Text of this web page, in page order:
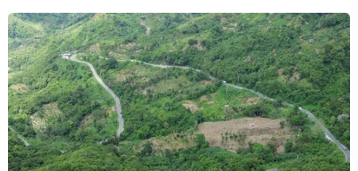
Tổng thống Mỹ: Các bên đạt bước
tiến hướng tới chấm dứt xung đột với
Iran
03/08/2026 06:24
Tổng thống Trump thông báo thời
điểm Mỹ nối lại đàm phán với Iran